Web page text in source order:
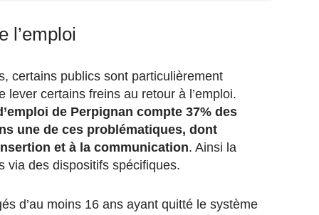
l’emploi
certains publics sont particulièrement
lever certains freins au retour à l’emploi.
de Perpignan compte 37% des
une de ces problématiques, dont
et à la communication. Ainsi la
via des dispositifs spécifiques.
d’au moins 16 ans ayant quitté le système